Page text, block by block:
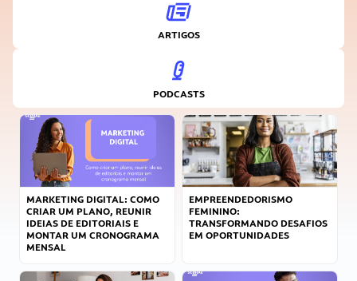
ARTIGOS
PODCASTS
MARKETING DIGITAL: COMO
CRIAR UM PLANO, REUNIR
IDEIAS DE EDITORIAIS E
MONTAR UM CRONOGRAMA
MENSAL
EMPREENDEDORISMO
FEMININO:
TRANSFORMANDO DESAFIOS
EM OPORTUNIDADES